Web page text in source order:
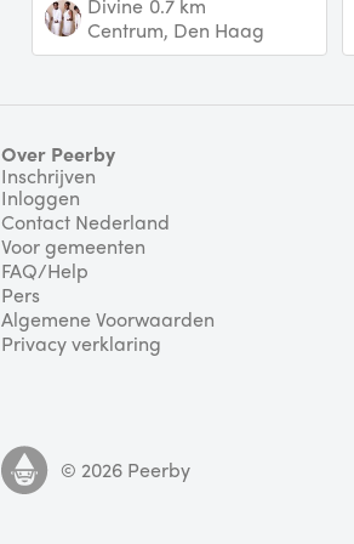
of elk ander instrument! -
ingebouwde mp3
Divine 0.7 km
Centrum, Den Haag
Over Peerby
Inschrijven
Inloggen
Contact Nederland
Voor gemeenten
FAQ/Help
Pers
Algemene Voorwaarden
Privacy verklaring
© 2026 Peerby